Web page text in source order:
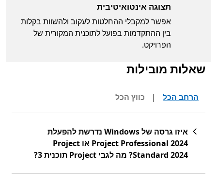
תצוגה אינטואיטיבית
אפשר למקבלי ההחלטות לעקוב ולהשוות בקלות
בין ההתקדמות בפועל לתוכנית המקורית של
הפרויקט.
שאלות מובילות
הרחב הכל | כווץ הכל
איזו גרסה של Windows נדרשת להפעלת
Project Professional 2024 או Project
Standard 2024‏? מה לגבי Project תוכנית 3?